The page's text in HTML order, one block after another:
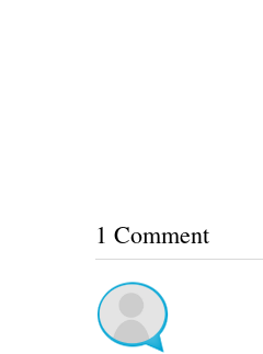
1 Comment